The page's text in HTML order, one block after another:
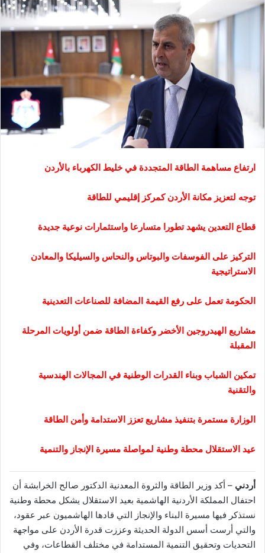
ارتفاع مساهمة الطاقة المتجددة في خليط الكهرباء بالأردن
توجه لتعزيز مكانة الأردن كمركز إقليمي للطاقة
قطاع التعدين يشهد تطورا متسارعا واستثمارات نوعية جديدة
التركيز على الفوسفات والبوتاس والنحاس والسيليكا والمعادن
الاستراتيجية
الحكومة تعمل على رفع القيمة المضافة للصناعات التعدينية
مشاريع الهيدروجين الأخضر وكفاءة الطاقة ضمن أولويات المرحلة
المقبلة
تمكين الشباب وبناء القدرات الوطنية في المجالات الهندسية
والتقنية
الوزارة مستمرة بتنفيذ مشاريع تعزز الاستدامة وأمن الطاقة
عيد الاستقلال محطة وطنية لمواصلة مسيرة الإنجاز والتنمية
أردني – أكد وزير الطاقة والثروة المعدنية الدكتور صالح الخرابشة أن
احتفال المملكة الأردنية الهاشمية بعيد الاستقلال يشكل محطة وطنية
نستذكر فيها مسيرة البناء والإنجاز التي قادها الهاشميون عبر عقود،
والتي أرست أسس الدولة الحديثة وعززت قدرة الأردن على مواجهة
التحديات وتحقيق التنمية المستدامة في مختلف القطاعات، وفي